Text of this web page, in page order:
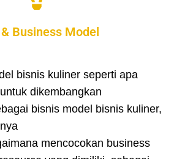
Business Model
bisnis kuliner seperti apa
dikembangkan
bisnis model bisnis kuliner,
mencocokan business